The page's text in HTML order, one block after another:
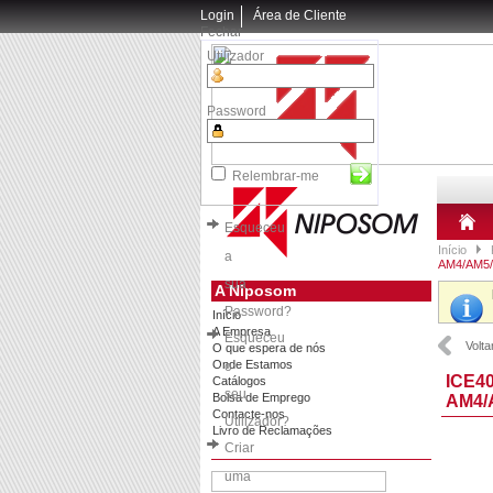
Login
Fechar
Utilizador
Password
Relembrar-me
Esqueceu
a
sua
Password?
Esqueceu
o
seu
Utilizador?
Criar
uma
Área de Cliente
Início
AM4/
A Niposom
Início
A Empresa
O que espera de nós
Onde Estamos
Catálogos
Bolsa de Emprego
Contacte-nos
Livro de Reclamações
AM4/